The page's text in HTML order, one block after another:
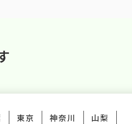
東京 神奈川 山梨